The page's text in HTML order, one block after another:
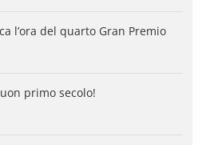
l’ora del quarto Gran Premio
primo secolo!